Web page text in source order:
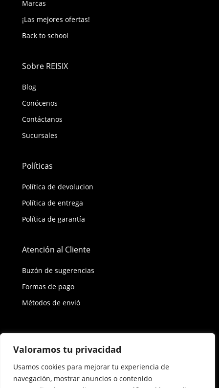
Valoramos tu privacidad
Usamos cookies para mejorar tu experiencia de
navegación, mostrar anuncios o contenido
Marcas
¡Las mejores ofertas!
Back to school
Sobre REISIX
Blog
Conócenos
Contáctanos
Sucursales
Políticas
Política de devolucion
Política de entrega
Política de garantía
Atención al Cliente
Buzón de sugerencias
Formas de pago
Métodos de envió
Política de privacidad
Copyright © 2026 Reisix. Todos los derechos